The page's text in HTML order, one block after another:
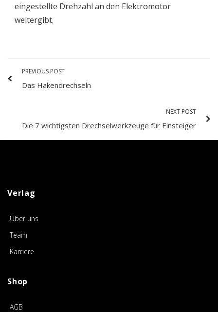
eingestellte Drehzahl an den Elektromotor
weitergibt.
PREVIOUS POST
Das Hakendrechseln
NEXT POST
Die 7 wichtigsten Drechselwerkzeuge für Einsteiger
Verlag
Über uns
Team
Karriere
Shop
AGB